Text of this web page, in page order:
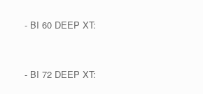
- BI 60 DEEP XT:
- BI 72 DEEP XT: